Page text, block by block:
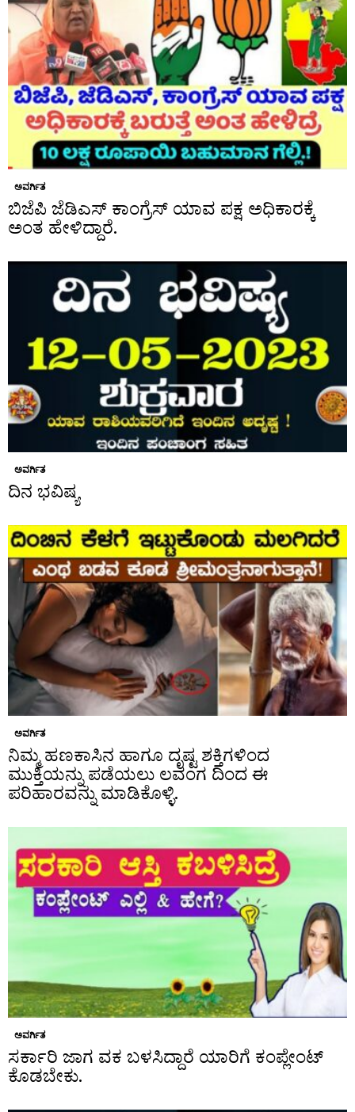
ಅವರ್ಗಿತ
ಬಿಜೆಪಿ ಜೆಡಿಎಸ್ ಕಾಂಗ್ರೆಸ್ ಯಾವ ಪಕ್ಷ ಅಧಿಕಾರಕ್ಕೆ
ಅಂತ ಹೇಳಿದ್ದಾರೆ.
ಅವರ್ಗಿತ
ದಿನ ಭವಿಷ್ಯ
ಅವರ್ಗಿತ
ನಿಮ್ಮ ಹಣಕಾಸಿನ ಹಾಗೂ ದೃಷ್ಟ ಶಕ್ತಿಗಳಿಂದ
ಮುಕ್ತಿಯನ್ನು ಪಡೆಯಲು ಲವಂಗ ದಿಂದ ಈ
ಪರಿಹಾರವನ್ನು ಮಾಡಿಕೊಳ್ಳಿ.
ಅವರ್ಗಿತ
ಸರ್ಕಾರಿ ಜಾಗ ವಕ ಬಳಸಿದ್ದಾರೆ ಯಾರಿಗೆ ಕಂಪ್ಲೇಂಟ್
ಕೊಡಬೇಕು.